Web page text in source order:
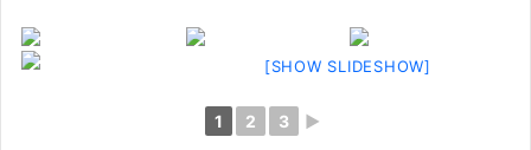
[SHOW SLIDESHOW]
1 2 3 ►